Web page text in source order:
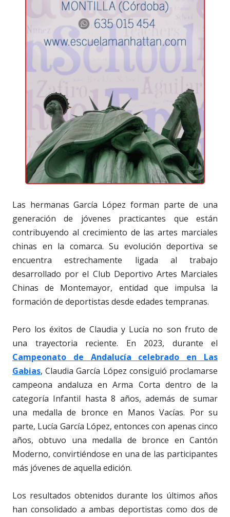
Las hermanas García López forman parte de una
generación de jóvenes practicantes que están
contribuyendo al crecimiento de las artes marciales
chinas en la comarca. Su evolución deportiva se
encuentra estrechamente ligada al trabajo
desarrollado por el Club Deportivo Artes Marciales
Chinas de Montemayor, entidad que impulsa la
formación de deportistas desde edades tempranas.
Pero los éxitos de Claudia y Lucía no son fruto de
una trayectoria reciente. En 2023, durante el
Campeonato de Andalucía celebrado en Las
Gabias, Claudia García López consiguió proclamarse
campeona andaluza en Arma Corta dentro de la
categoría Infantil hasta 8 años, además de sumar
una medalla de bronce en Manos Vacías. Por su
parte, Lucía García López, entonces con apenas cinco
años, obtuvo una medalla de bronce en Cantón
Moderno, convirtiéndose en una de las participantes
más jóvenes de aquella edición.
Los resultados obtenidos durante los últimos años
han consolidado a ambas deportistas como dos de